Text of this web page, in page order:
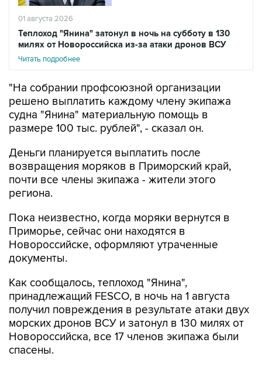
Теплоход "Янина" затонул в ночь на субботу в 130
милях от Новороссийска из-за атаки дронов ВСУ
Читать подробнее
"На собрании профсоюзной организации
судна "Янина" материальную помощь в
размере 100 тыс. рублей", - сказал он.
Деньги планируется выплатить после
почти все члены экипажа - жители этого
региона.
Пока неизвестно, когда моряки вернутся в
Новороссийске, оформляют утраченные
документы.
Как сообщалось, теплоход "Янина",
получил повреждения в результате атаки двух
морских дронов ВСУ и затонул в 130 милях от
Новороссийска, все 17 членов экипажа были
спасены.
"Это был самый обычный мирный